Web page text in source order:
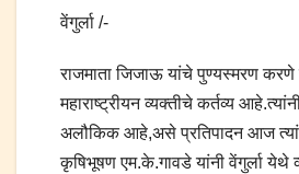
वेंगुर्ला /-
राजमाता जिजाऊ यांचे पुण्यस्मरण
महाराष्ट्रीयन व्यक्तीचे कर्तव्य
अलौकिक आहे,असे प्रतिपादन आज
कृषिभूषण एम.के.गावडे यांनी वेंगुर्ला येथे